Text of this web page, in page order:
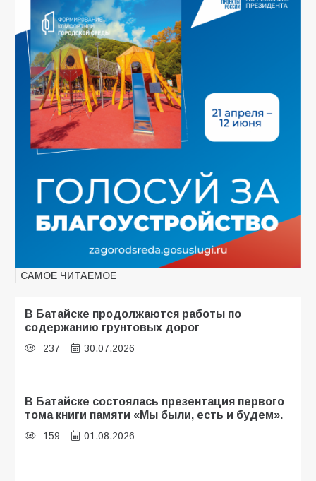
САМОЕ ЧИТАЕМОЕ
В Батайске продолжаются работы по
содержанию грунтовых дорог
237 30.07.2026
В Батайске состоялась презентация первого
тома книги памяти «Мы были, есть и будем».
159 01.08.2026